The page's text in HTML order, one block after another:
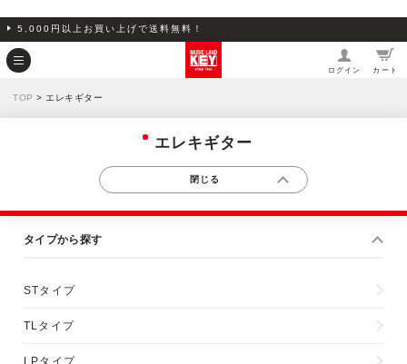
5,000円以上お買い上げで送料無料！
ログイン カート
TOP > エレキギター
エレキギター
タイプから探す
STタイプ
TLタイプ
LPタイプ